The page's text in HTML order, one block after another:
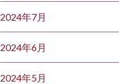
2024年7月
2024年6月
2024年5月